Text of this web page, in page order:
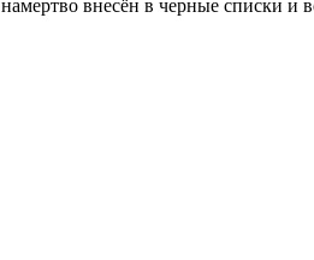
внесён в черные списки и